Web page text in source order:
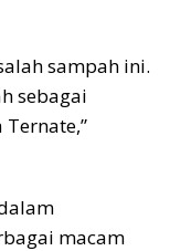
sampah ini.
sebagai
macam